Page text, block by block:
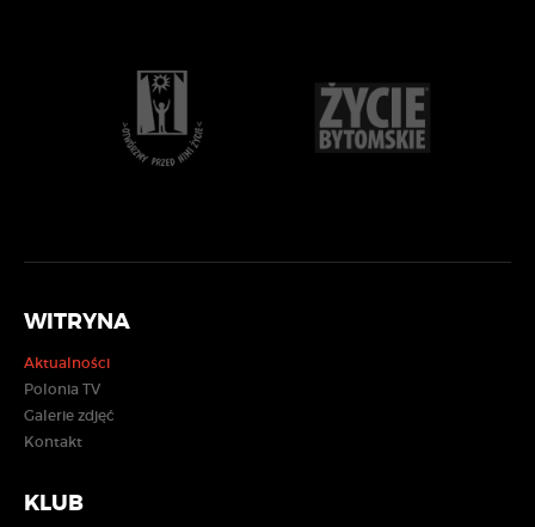
WITRYNA
Aktualności
Polonia TV
Galerie zdjęć
Kontakt
KLUB